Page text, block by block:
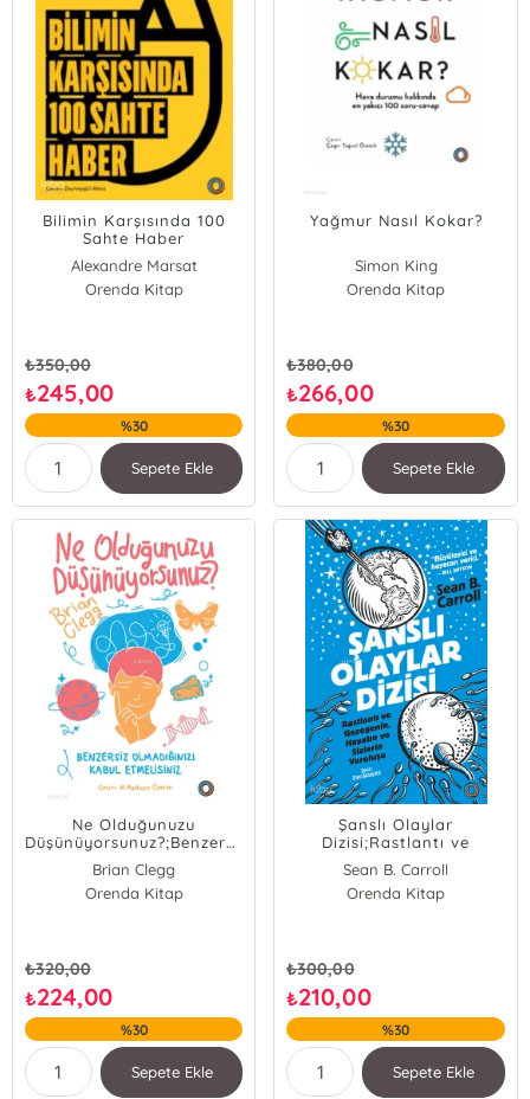
Bilimin Karşısında 100
Sahte Haber
Alexandre Marsat
Alexandrine Civard-Racinais
Orenda Kitap
₺350,00
₺245,00
%30
Sepete Ekle
Yağmur Nasıl Kokar?
Simon King
Clare Nasir
Orenda Kitap
₺380,00
₺266,00
%30
Sepete Ekle
Ne Olduğunuzu
Düşünüyorsunuz?;Benzersiz
Olmadığınızı Kabul
Etmelisiniz
Brian Clegg
Orenda Kitap
₺320,00
₺224,00
%30
Sepete Ekle
Şanslı Olaylar
Dizisi;Rastlantı ve
Gezegenin, Hayatın ve
Sizlerin Varoluşu
Sean B. Carroll
Orenda Kitap
₺300,00
₺210,00
%30
Sepete Ekle